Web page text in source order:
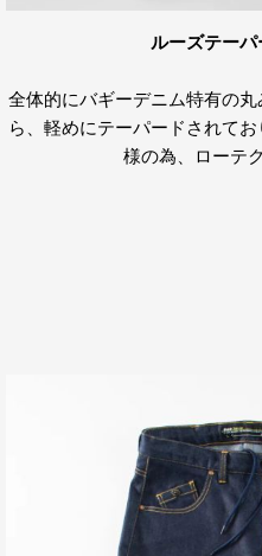
ルーズテーパ
全体的にバギーデニム特有の
ら、軽めにテーパードされて
様の為、ローテ